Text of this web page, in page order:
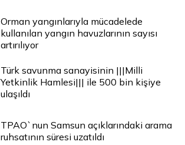
Orman yangınlarıyla mücadelede
kullanılan yangın havuzlarının sayısı
artırılıyor
Türk savunma sanayisinin |||Milli
Yetkinlik Hamlesi||| ile 500 bin kişiye
ulaşıldı
TPAO`nun Samsun açıklarındaki arama
ruhsatının süresi uzatıldı